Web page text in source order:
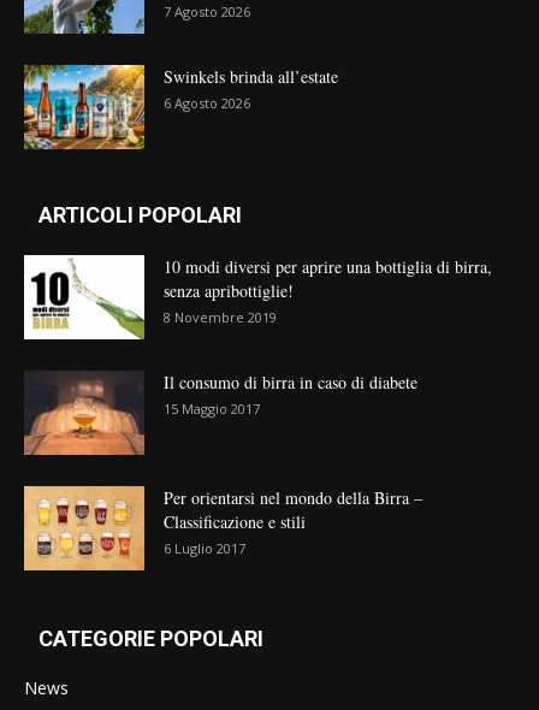
7 Agosto 2026
Swinkels brinda all’estate
6 Agosto 2026
ARTICOLI POPOLARI
10 modi diversi per aprire una bottiglia di birra,
senza apribottiglie!
8 Novembre 2019
Il consumo di birra in caso di diabete
15 Maggio 2017
Per orientarsi nel mondo della Birra –
Classificazione e stili
6 Luglio 2017
CATEGORIE POPOLARI
News